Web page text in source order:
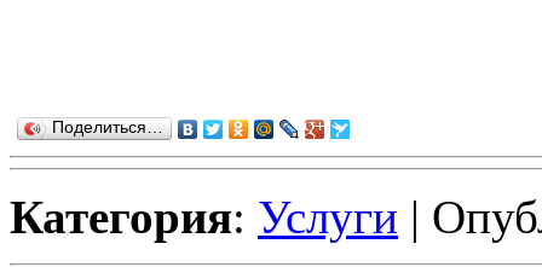
Поделиться…
Категория: Услуги |